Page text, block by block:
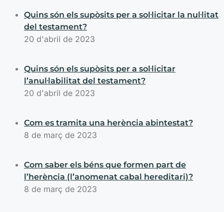
Quins són els supòsits per a sol·licitar la nul·litat
del testament?
20 d'abril de 2023
Quins són els supòsits per a sol·licitar
l’anul·labilitat del testament?
20 d'abril de 2023
Com es tramita una herència abintestat?
8 de març de 2023
Com saber els béns que formen part de
l’herència (l’anomenat cabal hereditari)?
8 de març de 2023